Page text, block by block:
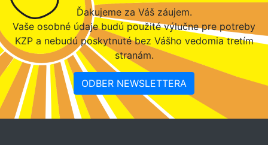
Ďakujeme za Váš záujem.
Vaše osobné údaje budú použité výlučne pre potreby
KZP a nebudú poskytnuté bez Vášho vedomia tretím
stranám.
ODBER NEWSLETTERA